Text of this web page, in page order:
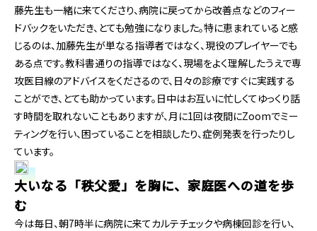
藤先生も一緒に来てくださり、病院に戻ってから改善点などのフィー
ドバックをいただき、とても勉強になりました。特に恵まれていると感
じるのは、加藤先生が単なる指導者ではなく、現役のプレイヤーでも
ある点です。教科書通りの指導ではなく、現場をよく理解したうえで専
攻医目線のアドバイスをくださるので、日々の診療ですぐに実践する
ことができ、とても助かっています。日中はお互いに忙しくてゆっくり話
す時間を取れないこともありますが、月に1回は夜間にZoomでミー
ティングを行い、困っていることを相談したり、症例発表を行ったりし
ています。
大いなる「秩父愛」を胸に、家庭医への道を歩
む
今は毎日、朝7時半に病院に来てカルテチェックや病棟回診を行い、